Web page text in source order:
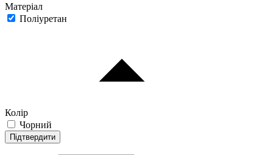
Матеріал
Поліуретан
Колір
Чорний
Підтвердити